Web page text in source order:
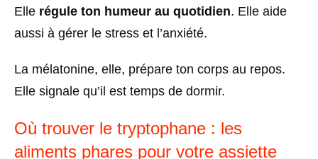
Elle régule ton humeur au quotidien. Elle aide
aussi à gérer le stress et l’anxiété.
La mélatonine, elle, prépare ton corps au repos.
Elle signale qu’il est temps de dormir.
Où trouver le tryptophane : les
aliments phares pour votre assiette